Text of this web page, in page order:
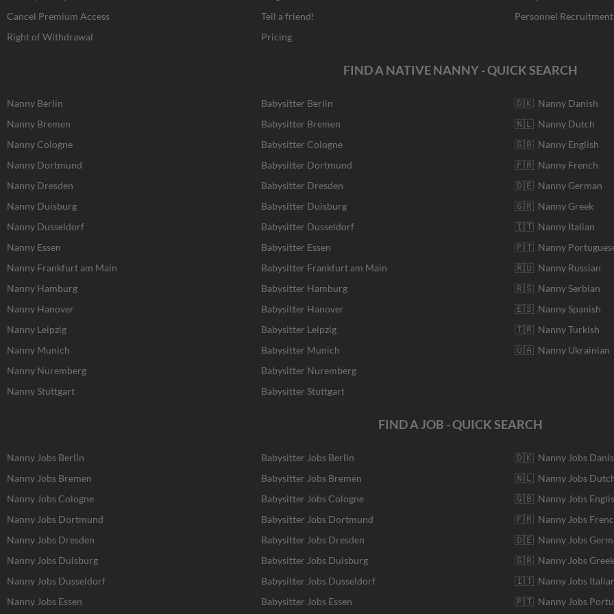
f
Cancel Premium Access
Right of Withdrawal
Tell a friend!
Pricing
Personnel Recruitment
FIND A NATIVE NANNY - QUICK SEARCH
Nanny Berlin
Nanny Bremen
Nanny Cologne
Nanny Dortmund
Nanny Dresden
Nanny Duisburg
Nanny Dusseldorf
Nanny Essen
Nanny Frankfurt am Main
Nanny Hamburg
Nanny Hanover
Nanny Leipzig
Nanny Munich
Nanny Nuremberg
Nanny Stuttgart
Babysitter Berlin
Babysitter Bremen
Babysitter Cologne
Babysitter Dortmund
Babysitter Dresden
Babysitter Duisburg
Babysitter Dusseldorf
Babysitter Essen
Babysitter Frankfurt am Main
Babysitter Hamburg
Babysitter Hanover
Babysitter Leipzig
Babysitter Munich
Babysitter Nuremberg
Babysitter Stuttgart
🇩🇰 Nanny Danish
🇳🇱 Nanny Dutch
🇬🇧 Nanny English
🇫🇷 Nanny French
🇩🇪 Nanny German
🇬🇷 Nanny Greek
🇮🇹 Nanny Italian
🇵🇹 Nanny
🇷🇺 Nanny Russian
🇷🇸 Nanny Serbian
🇪🇸 Nanny Spanish
🇹🇷 Nanny Turkish
🇺🇦 Nanny Ukrainian
FIND A JOB - QUICK SEARCH
Nanny Jobs Berlin
Nanny Jobs Bremen
Nanny Jobs Cologne
Nanny Jobs Dortmund
Nanny Jobs Dresden
Nanny Jobs Duisburg
Nanny Jobs Dusseldorf
Nanny Jobs Essen
Babysitter Jobs Berlin
Babysitter Jobs Bremen
Babysitter Jobs Cologne
Babysitter Jobs Dortmund
Babysitter Jobs Dresden
Babysitter Jobs Duisburg
Babysitter Jobs Dusseldorf
Babysitter Jobs Essen
🇩🇰 Nanny Jobs
🇳🇱 Nanny Jobs
🇬🇧 Nanny Jobs
🇫🇷 Nanny Jobs
🇩🇪 Nanny Jobs
🇬🇷 Nanny Jobs
🇮🇹 Nanny Jobs
🇵🇹 Nanny Jobs